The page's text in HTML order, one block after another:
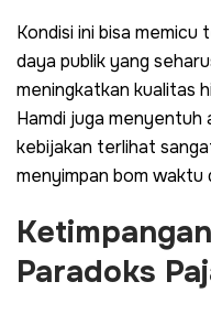
Kondisi ini bisa memicu
daya publik yang
meningkatkan kualitas
Hamdi juga menyentuh
kebijakan terlihat
menyimpan bom waktu
Paradoks